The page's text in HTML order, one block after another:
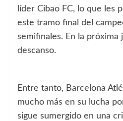
líder Cibao FC, lo que les
este tramo final del
semifinales. En la próxima
descanso.
Entre tanto, Barcelona
mucho más en su lucha
sigue sumergido en una